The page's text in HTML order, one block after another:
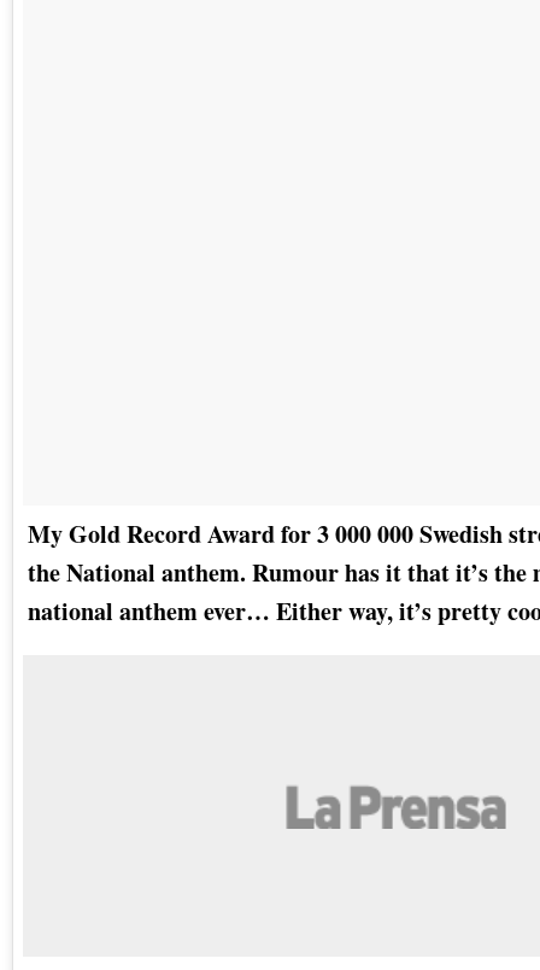
My Gold Record Award for 3 000 000 Swedish
the National anthem. Rumour has it that it’s the
national anthem ever… Either way, it’s pretty